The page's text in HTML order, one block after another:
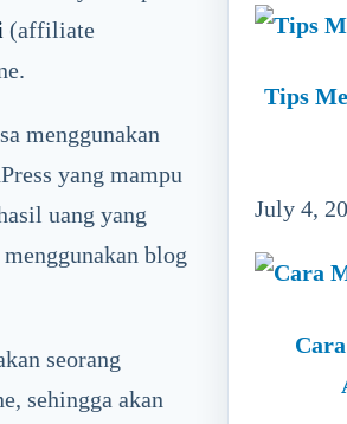
(affiliate
menggunakan
yang mampu
uang yang
blog
seorang
sehingga akan
Tips
July 4,